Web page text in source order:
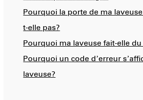
Pourquoi la porte de ma
t-elle pas?
Pourquoi ma laveuse fait-elle
Pourquoi un code d’erreur
laveuse?